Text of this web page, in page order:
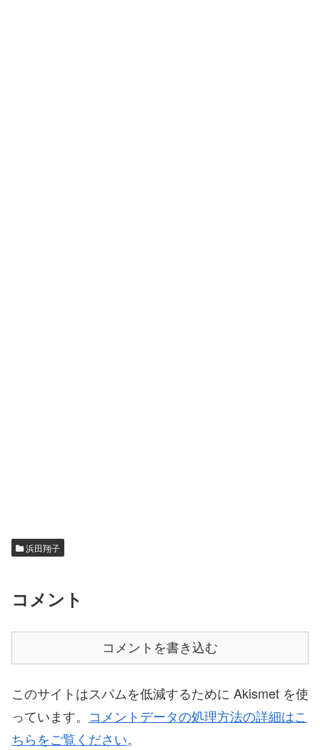
浜田翔子
コメント
コメントを書き込む
このサイトはスパムを低減するために Akismet を使
っています。 コメントデータの処理方法の詳細はこ
ちらをご覧ください。